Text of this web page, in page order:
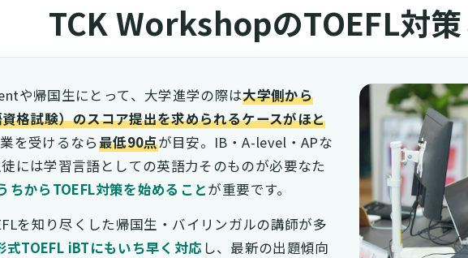
TCK WorkshopのTOEFL対
や帰国生にとって、大学進学の際は大学側から
格試験）のスコア提出を求められるケースがほと
を受けるなら最低90点が目安。IB・A-level・APな
には学習言語としての英語力そのものが必要なた
ちからTOEFL対策を始めることが重要です。
を知り尽くした帰国生・バイリンガルの講師が多
TOEFL iBTにもいち早く対応 し、最新の出題傾向